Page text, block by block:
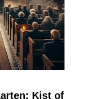
Kist of